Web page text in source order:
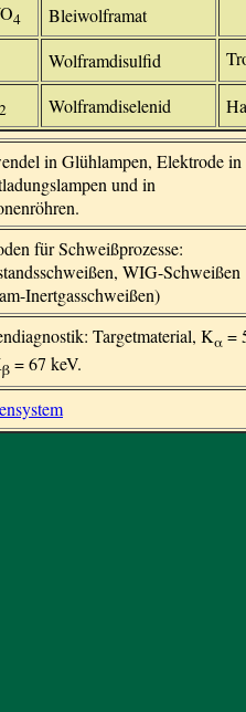
4
Bleiwolframat
Wolframdisulfid
2 Wolframdiselenid
in Glühlampen, Elektrode in
und in
für Schweißprozesse:
WIG-Schweißen
Inertgasschweißen)
Targetmaterial, Kα =
β = 67 keV.